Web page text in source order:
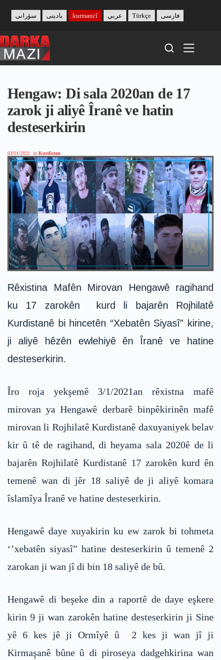
content
بادینی سۆرانی kurmancî عربي Türkçe فارسی
Hengaw: Di sala 2020an de 17
zarok ji aliyê Îranê ve hatin
desteserkirin
03/01/2021 in Kurdistan
Rêxistina Mafên Mirovan Hengawê ragihand
ku 17 zarokên kurd li bajarên Rojhilatê
Kurdistanê bi hincetên “Xebatên Siyasî” kirine,
ji aliyê hêzên ewlehiyê ên Îranê ve hatine
desteserkirin.
Îro roja yekşemê 3/1/2021an rêxistna mafê
mirovan ya Hengawê derbarê binpêkirinên mafê
mirovan li Rojhilatê Kurdistanê daxuyaniyek belav
kir û tê de ragihand, di heyama sala 2020ê de li
bajarên Rojhilatê Kurdistanê 17 zarokên kurd ên
temenê wan di jêr 18 saliyê de ji aliyê komara
îslamîya Îranê ve hatine desteserkirin.
Hengawê daye xuyakirin ku ew zarok bi tohmeta
‘’xebatên siyasî” hatine desteserkirin û temenê 2
zarokan ji wan jî di bin 18 saliyê de bû.
Hengawê di beşeke din a raportê de daye eşkere
kirin 9 ji wan zarokên hatine desteserkirin ji Sine
yê 6 kes jê ji Ormîyê û 2 kes ji wan jî ji
Kirmaşanê bûne û di piroseya dadgehkirina wan